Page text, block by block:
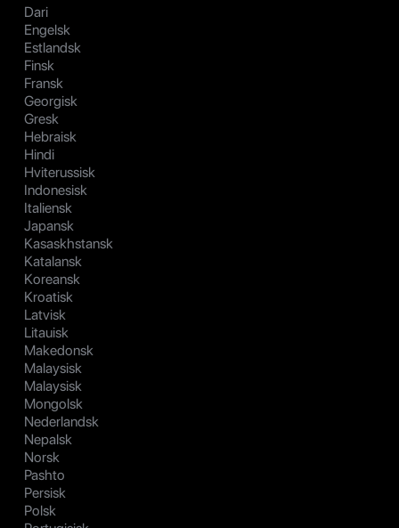
Dari
Engelsk
Estlandsk
Finsk
Fransk
Georgisk
Gresk
Hebraisk
Hindi
Hviterussisk
Indonesisk
Italiensk
Japansk
Kasaskhstansk
Katalansk
Koreansk
Kroatisk
Latvisk
Litauisk
Makedonsk
Malaysisk
Malaysisk
Mongolsk
Nederlandsk
Nepalsk
Norsk
Pashto
Persisk
Polsk